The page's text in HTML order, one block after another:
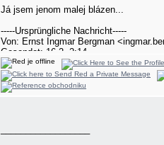
Já jsem jenom malej blázen...
-----Ursprüngliche Nachricht-----
Von: Ernst Ingmar Bergman
Gesendet: 16-2, 2:14